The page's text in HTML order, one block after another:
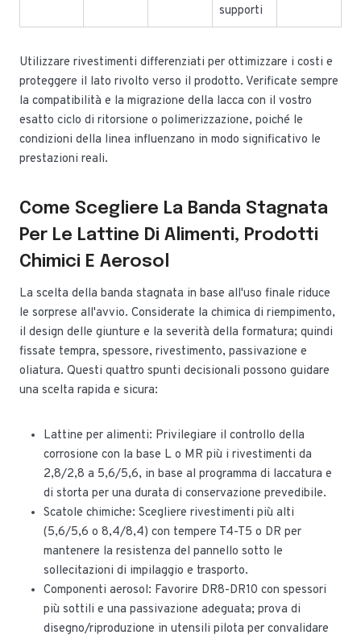
supporti
Utilizzare rivestimenti differenziati per ottimizzare i costi e
proteggere il lato rivolto verso il prodotto. Verificate sempre
la compatibilità e la migrazione della lacca con il vostro
esatto ciclo di ritorsione o polimerizzazione, poiché le
condizioni della linea influenzano in modo significativo le
prestazioni reali.
Come Scegliere La Banda Stagnata
Per Le Lattine Di Alimenti, Prodotti
Chimici E Aerosol
La scelta della banda stagnata in base all'uso finale riduce
le sorprese all'avvio. Considerate la chimica di riempimento,
il design delle giunture e la severità della formatura; quindi
fissate tempra, spessore, rivestimento, passivazione e
oliatura. Questi quattro spunti decisionali possono guidare
una scelta rapida e sicura:
Lattine per alimenti: Privilegiare il controllo della
corrosione con la base L o MR più i rivestimenti da
2,8/2,8 a 5,6/5,6, in base al programma di laccatura e
di storta per una durata di conservazione prevedibile.
Scatole chimiche: Scegliere rivestimenti più alti
(5,6/5,6 o 8,4/8,4) con tempere T4-T5 o DR per
mantenere la resistenza del pannello sotto le
sollecitazioni di impilaggio e trasporto.
Componenti aerosol: Favorire DR8-DR10 con spessori
più sottili e una passivazione adeguata; prova di
disegno/riproduzione in utensili pilota per convalidare